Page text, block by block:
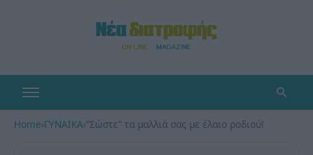
Home›ΓΥΝΑΙΚΑ›“Σώστε” τα μαλλιά σας με έλαιο ροδιού!